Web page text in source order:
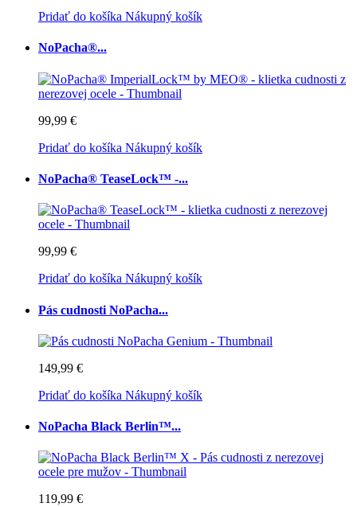
Pridať do košíka Nákupný košík
NoPacha®...
99,99 €
Pridať do košíka Nákupný košík
NoPacha® TeaseLock™ -...
99,99 €
Pridať do košíka Nákupný košík
Pás cudnosti NoPacha...
149,99 €
Pridať do košíka Nákupný košík
NoPacha Black Berlin™...
119,99 €